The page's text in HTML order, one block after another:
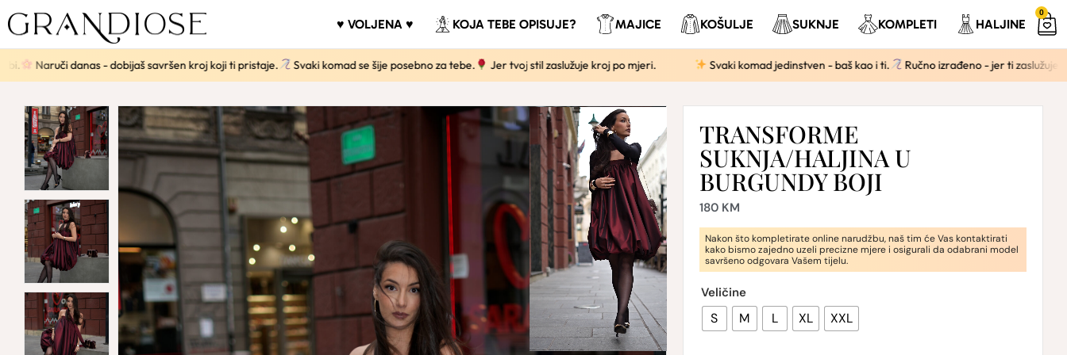
♥ VOLJENA ♥ KOJA TEBE OPISUJE? MAJICE KOŠULJE SUKNJE KOMPLETI HALJINE
0
- dobijaš savršen kroj koji ti pristaje. Svaki komad se šije posebno za tebe. Jer tvoj stil zaslužuje kroj po mjeri. Svaki komad jedinstven - baš kao i ti. Ručno izrađeno - jer ti zaslužuješ više od
TRANSFORME
SUKNJA/HALJINA U
BURGUNDY BOJI
180 KM
Nakon što kompletirate online narudžbu, naš tim će Vas kontaktirati
kako bismo zajedno uzeli precizne mjere i osigurali da odabrani model
savršeno odgovara Vašem tijelu.
Veličine
S M L XL XXL